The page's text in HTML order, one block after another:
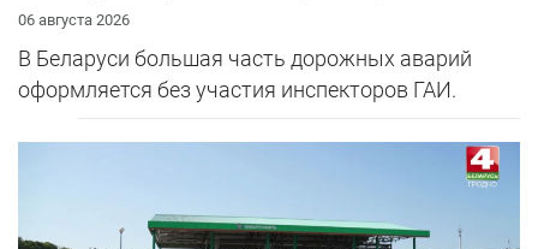
06 августа 2026
В Беларуси большая часть дорожных аварий
оформляется без участия инспекторов ГАИ.